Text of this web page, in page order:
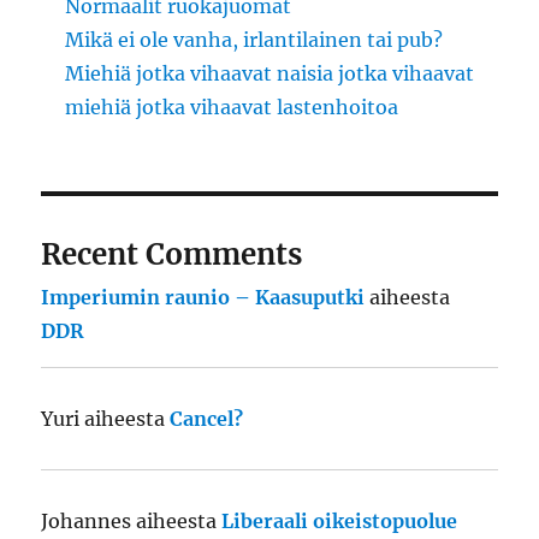
Normaalit ruokajuomat
Mikä ei ole vanha, irlantilainen tai pub?
Miehiä jotka vihaavat naisia jotka vihaavat
miehiä jotka vihaavat lastenhoitoa
Recent Comments
Imperiumin raunio – Kaasuputki aiheesta
DDR
Yuri aiheestaCancel?
Johannes aiheestaLiberaali oikeistopuolue